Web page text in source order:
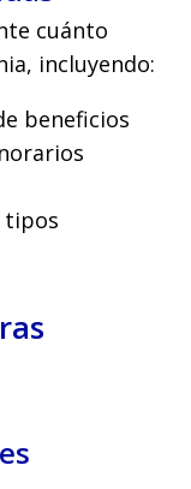
cuánto
incluyendo:
beneficios
tipos